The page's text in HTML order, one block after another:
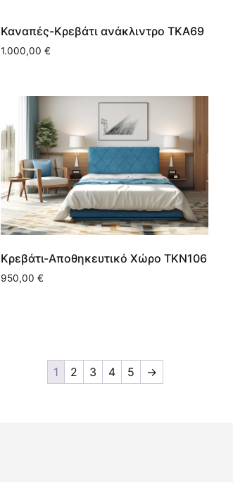
Καναπές-Κρεβάτι ανάκλιντρο ΤΚΑ69
1.000,00 €
Κρεβάτι-Αποθηκευτικό Χώρο ΤΚΝ106
950,00 €
1 2 3 4 5 →